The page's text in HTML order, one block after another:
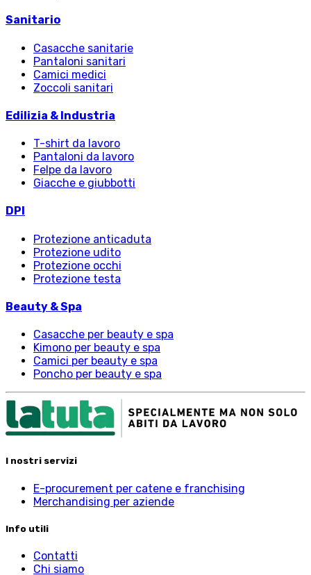
Sanitario
Casacche sanitarie
Pantaloni sanitari
Camici medici
Zoccoli sanitari
Edilizia & Industria
T-shirt da lavoro
Pantaloni da lavoro
Felpe da lavoro
Giacche e giubbotti
DPI
Protezione anticaduta
Protezione udito
Protezione occhi
Protezione testa
Beauty & Spa
Casacche per beauty e spa
Kimono per beauty e spa
Camici per beauty e spa
Poncho per beauty e spa
I nostri servizi
E-procurement per catene e franchising
Merchandising per aziende
Info utili
Contatti
Chi siamo